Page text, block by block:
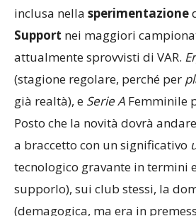
inclusa nella sperimentazione
Support nei maggiori
attualmente sprovvisti di VAR.
(stagione regolare, perché per
già realtà), e Serie A Femminile
Posto che la novità dovrà
a braccetto con un significativo
tecnologico gravante in termini
supporlo), sui club stessi, la
(demagogica, ma era in